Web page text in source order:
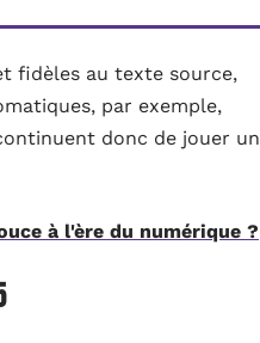
fidèles au texte source,
par exemple,
donc de jouer un
à l'ère du numérique ?